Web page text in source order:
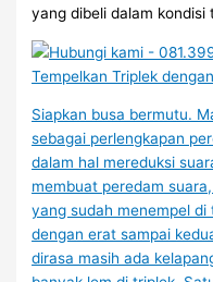
yang dibeli dalam kondisi
Tempelkan Triplek
Siapkan busa bermutu.
sebagai perlengkapan
dalam hal mereduksi
membuat peredam
yang sudah menempel di
dengan erat sampai
dirasa masih ada